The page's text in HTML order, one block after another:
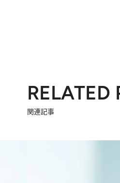
RELATED
関連記事